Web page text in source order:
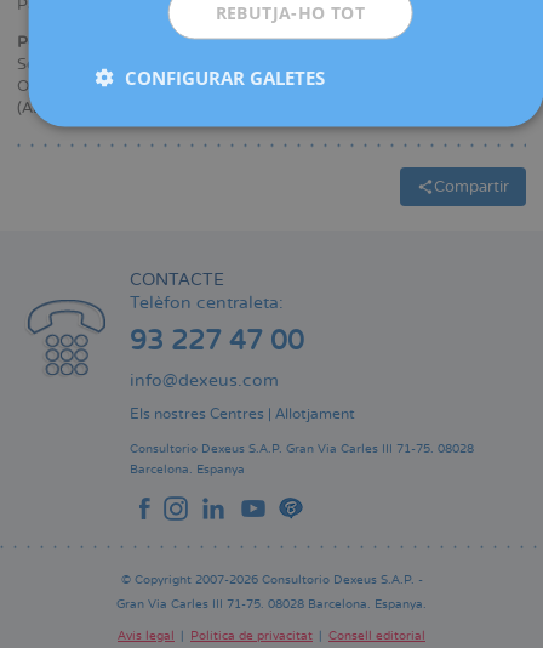
Participa en els Cursos de doctorat en Ecografia Obstètrica i Doppler.
Pertinença a societats mèdiques i / o científiques:
Sección de ecografía de la Sociedad Española de Ginecología y
Obstetricia (SEGO), Asociación Española en Diagnóstico Prenatal
(AEDP), Societat Catalana d’Obstetrícia i Ginecologia (SCOG).
Compartir
CONTACTE
Telèfon centraleta:
93 227 47 00
info@dexeus.com
Els nostres Centres | Allotjament
Consultorio Dexeus S.A.P. Gran Via Carles III 71-75. 08028
Barcelona. Espanya
© Copyright 2007-2026 Consultorio Dexeus S.A.P. -
Gran Via Carles III 71-75. 08028 Barcelona. Espanya.
Avís legal Política de privacitat Consell editorial
REBUTJA-HO TOT
CONFIGURAR GALETES